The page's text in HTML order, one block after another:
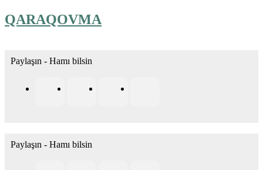
QARAQOVMA
Paylaşın - Hamı bilsin
Paylaşın - Hamı bilsin